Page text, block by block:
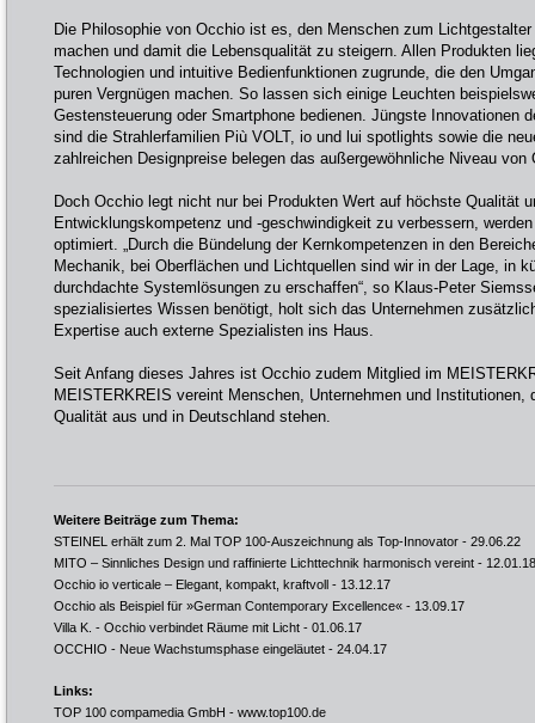
Die Philosophie von Occhio ist es, den Menschen zum
machen und damit die Lebensqualität zu steigern. Allen Produkten
Technologien und intuitive Bedienfunktionen zugrunde, die den
puren Vergnügen machen. So lassen sich einige Leuchten
Gestensteuerung oder Smartphone bedienen. Jüngste Innovationen
sind die Strahlerfamilien Più VOLT, io und lui spotlights sowie die
zahlreichen Designpreise belegen das außergewöhnliche Niveau von
Doch Occhio legt nicht nur bei Produkten Wert auf höchste Qualität
Entwicklungskompetenz und -geschwindigkeit zu verbessern,
optimiert. „Durch die Bündelung der Kernkompetenzen in den
Mechanik, bei Oberflächen und Lichtquellen sind wir in der Lage, in
durchdachte Systemlösungen zu erschaffen“, so Klaus-Peter
spezialisiertes Wissen benötigt, holt sich das Unternehmen
Expertise auch externe Spezialisten ins Haus.
Seit Anfang dieses Jahres ist Occhio zudem Mitglied im
MEISTERKREIS vereint Menschen, Unternehmen und Institutionen,
Qualität aus und in Deutschland stehen.
Weitere Beiträge zum Thema:
STEINEL erhält zum 2. Mal TOP 100-Auszeichnung als Top-Innovator - 29.06.22
MITO – Sinnliches Design und raffinierte Lichttechnik harmonisch vereint - 12.01.18
Occhio io verticale – Elegant, kompakt, kraftvoll - 13.12.17
Occhio als Beispiel für »German Contemporary Excellence« - 13.09.17
Villa K. - Occhio verbindet Räume mit Licht - 01.06.17
OCCHIO - Neue Wachstumsphase eingeläutet - 24.04.17
Links:
TOP 100 compamedia GmbH - www.top100.de